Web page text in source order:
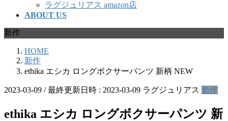
ラグジュリアス amazon店
ABOUT US
新作
HOME
新作
ethika エシカ ロングボクサーパンツ 新柄 NEW
2023-03-09 / 最終更新日時 : 2023-03-09 ラグジュリアス 新作
ethika エシカ ロングボクサーパンツ 新